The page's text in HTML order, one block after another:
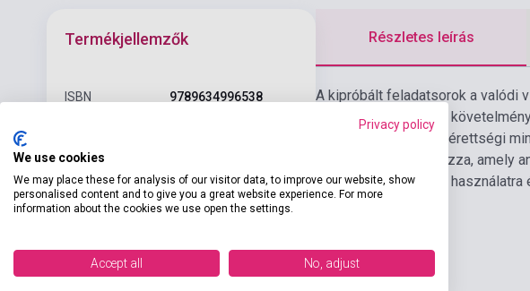
Termékjellemzők
ISBN 9789634996538
Oldalszám
Kötés Puhakötés
Kiadási év
Részletes leírás
A kipróbált feladatsorok a valódi
hangsúlyt fektettek a
középszintű írásbeli érettségi
hanganyagát tartalmazza,
megtalálható. Tanórai
Privacy policy
We use cookies
We may place these for analysis of our visitor data, to improve our website, show
personalised content and to give you a great website experience. For more
information about the cookies we use open the settings.
Accept all No, adjust